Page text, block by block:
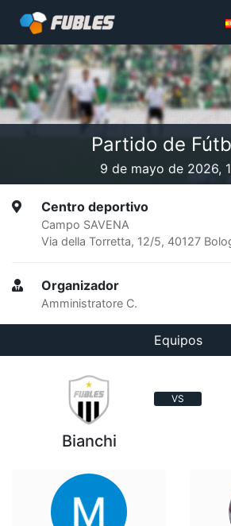
Partido de
9 de mayo de 2026,
Centro deportivo
Campo SAVENA
Via della Torretta, 12/5, 40127
Organizador
Amministratore C.
Equipos
VS
Bianchi